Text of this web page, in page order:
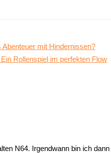
Abenteuer mit Hindernissen?
Rollenspiel im perfekten Flow
N64. Irgendwann bin ich